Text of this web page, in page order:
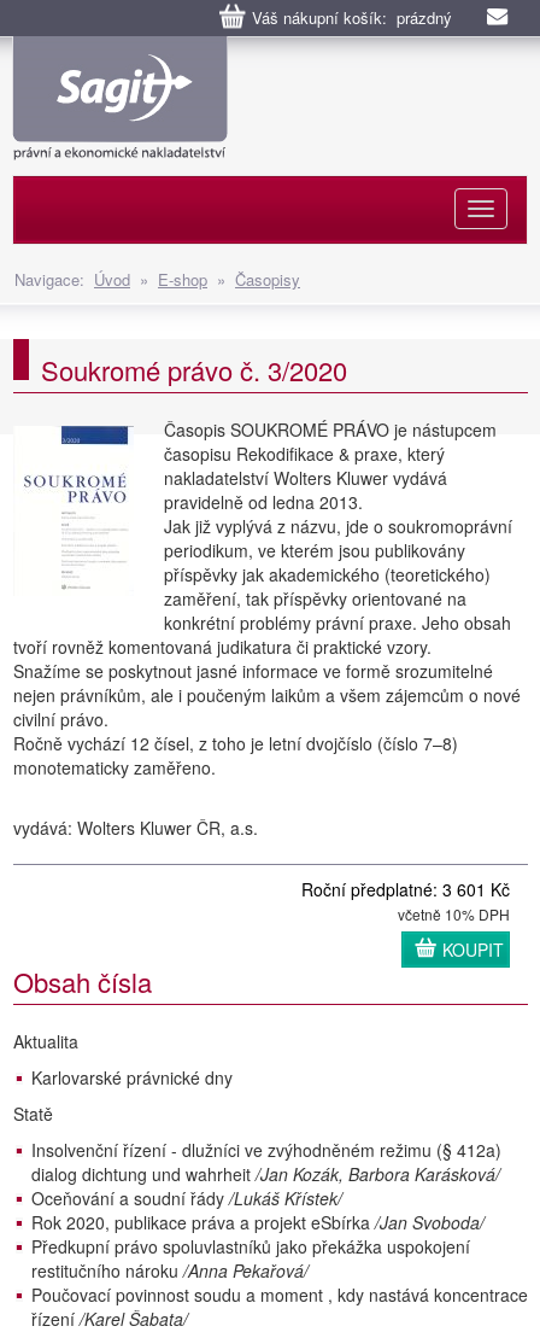
Váš nákupní košík: prázdný
Navigace: Úvod » E-shop » Časopisy
Soukromé právo č. 3/2020
Časopis SOUKROMÉ PRÁVO je nástupcem
časopisu Rekodifikace & praxe, který
nakladatelství Wolters Kluwer vydává
pravidelně od ledna 2013.
Jak již vyplývá z názvu, jde o soukromoprávní
periodikum, ve kterém jsou publikovány
příspěvky jak akademického (teoretického)
zaměření, tak příspěvky orientované na
konkrétní problémy právní praxe. Jeho obsah
tvoří rovněž komentovaná judikatura či praktické vzory.
Snažíme se poskytnout jasné informace ve formě srozumitelné
nejen právníkům, ale i poučeným laikům a všem zájemcům o nové
civilní právo.
Ročně vychází 12 čísel, z toho je letní dvojčíslo (číslo 7–8)
monotematicky zaměřeno.
vydává: Wolters Kluwer ČR, a.s.
Roční předplatné: 3 601 Kč
včetně 10% DPH
KOUPIT
Obsah čísla
Aktualita
Karlovarské právnické dny
Statě
Insolvenční řízení - dlužníci ve zvýhodněném režimu (§ 412a)
dialog dichtung und wahrheit/Jan Kozák, Barbora Karásková/
Oceňování a soudní řády/Lukáš Křístek/
Rok 2020, publikace práva a projekt eSbírka/Jan Svoboda/
Předkupní právo spoluvlastníků jako překážka uspokojení
restitučního nároku/Anna Pekařová/
Poučovací povinnost soudu a moment , kdy nastává koncentrace
řízení/Karel Šabata/